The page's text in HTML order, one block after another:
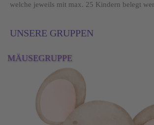
welche jeweils mit max. 25 Kindern belegt
UNSERE GRUPPEN
MÄUSEGRUPPE